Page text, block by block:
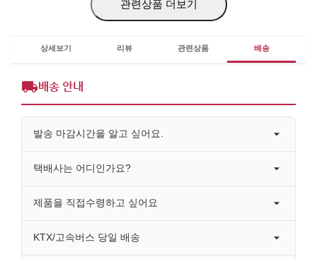
관련상품 더보기
상세보기 리뷰 관련상품 배송
배송 안내
발송 마감시간을 알고 싶어요.
택배사는 어디인가요?
제품을 직접수령하고 싶어요
KTX/고속버스 당일 배송